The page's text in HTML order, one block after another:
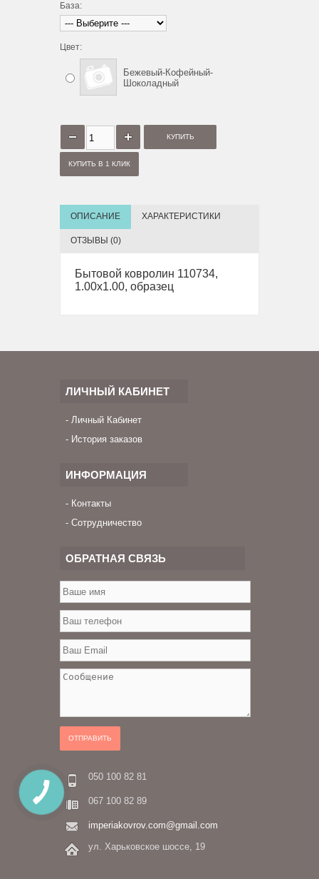
База:
Цвет:
Бежевый-Кофейный-
Шоколадный
КУПИТЬ В 1 КЛИК
ОПИСАНИЕ ХАРАКТЕРИСТИКИ
ОТЗЫВЫ (0)
Бытовой ковролин 110734,
1.00х1.00, образец
ЛИЧНЫЙ КАБИНЕТ
Личный Кабинет
История заказов
ИНФОРМАЦИЯ
Контакты
Сотрудничество
ОБРАТНАЯ СВЯЗЬ
ОТПРАВИТЬ
050 100 82 81
067 100 82 89
imperiakovrov.com@gmail.com
ул. Харьковское шоссе, 19